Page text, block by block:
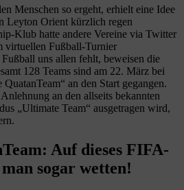
Menschen so ergeht, erhielt eine Idee
Leyton Orient kürzlich regen
Klub hatte andere Vereine via Twitter
virtuellen Fußball-Turnier
uns allen fehlt, beweisen die
128 Teams sind am 22. März bei
an den Start gegangen.
an den allseits bekannten
„Ultimate Team“ ausgetragen wird,
Auf dieses FIFA-
sogar wetten!